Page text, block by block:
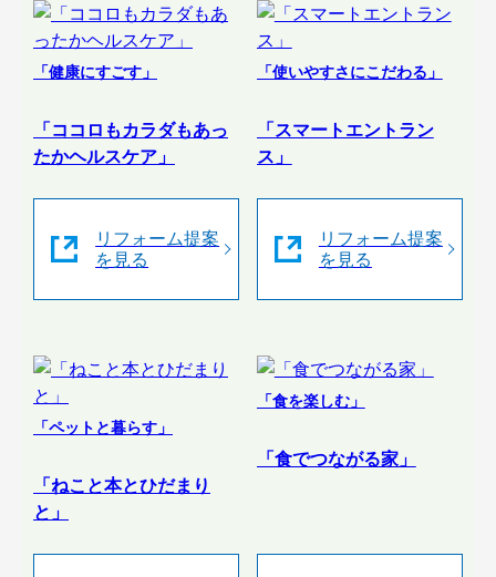
「健康にすごす」
「ココロもカラダもあっ
たかヘルスケア」
リフォーム提案
を見る
「使いやすさにこだわる」
「スマートエントラン
ス」
リフォーム提案
を見る
「ペットと暮らす」
「ねこと本とひだまり
と」
「食を楽しむ」
「食でつながる家」